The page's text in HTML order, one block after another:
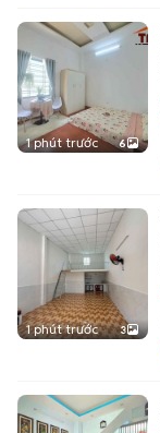
1 phút trước 6
1 phút trước 3